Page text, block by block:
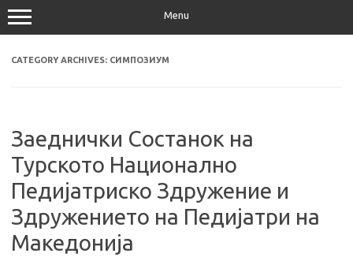
Menu
CATEGORY ARCHIVES: СИМПОЗИУМ
Заеднички Состанок на
Турското Национално
Педијатриско Здружение и
Здружението на Педијатри на
Македонија